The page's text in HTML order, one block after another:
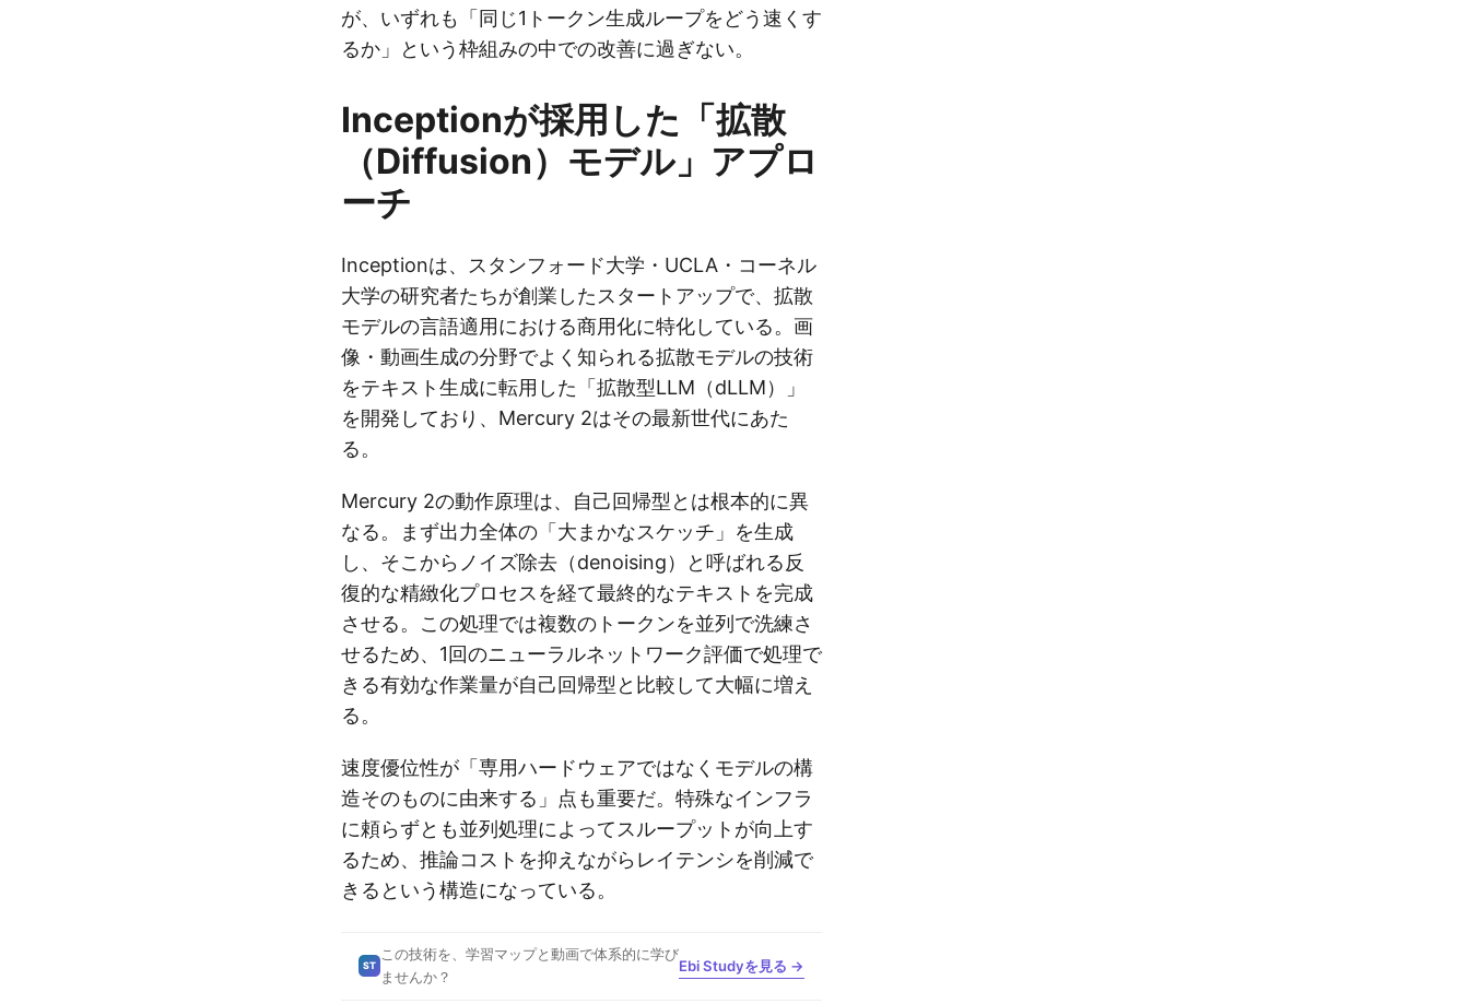
が、いずれも「同じ1トークン生成ループをどう速くす
るか」という枠組みの中での改善に過ぎない。
Inceptionが採用した「拡散
（Diffusion）モデル」アプロ
ーチ
Inceptionは、スタンフォード大学・UCLA・コーネル
大学の研究者たちが創業したスタートアップで、拡散
モデルの言語適用における商用化に特化している。画
像・動画生成の分野でよく知られる拡散モデルの技術
をテキスト生成に転用した「拡散型LLM（dLLM）」
を開発しており、Mercury 2はその最新世代にあた
る。
Mercury 2の動作原理は、自己回帰型とは根本的に異
なる。まず出力全体の「大まかなスケッチ」を生成
し、そこからノイズ除去（denoising）と呼ばれる反
復的な精緻化プロセスを経て最終的なテキストを完成
させる。この処理では複数のトークンを並列で洗練さ
せるため、1回のニューラルネットワーク評価で処理で
きる有効な作業量が自己回帰型と比較して大幅に増え
る。
速度優位性が「専用ハードウェアではなくモデルの構
造そのものに由来する」点も重要だ。特殊なインフラ
に頼らずとも並列処理によってスループットが向上す
るため、推論コストを抑えながらレイテンシを削減で
きるという構造になっている。
ST
この技術を、学習マップと動画で体系的に学び
ませんか？
Ebi Studyを見る →